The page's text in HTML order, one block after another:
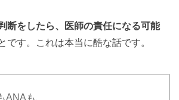
断をしたら、医師の責任になる可能
です。これは本当に酷な話です。
ANAも、